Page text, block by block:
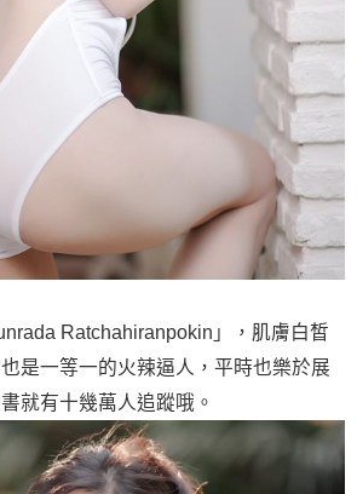
Ratchahiranpokin」，肌膚白皙
是一等一的火辣逼人，平時也樂於展
就有十幾萬人追蹤哦。